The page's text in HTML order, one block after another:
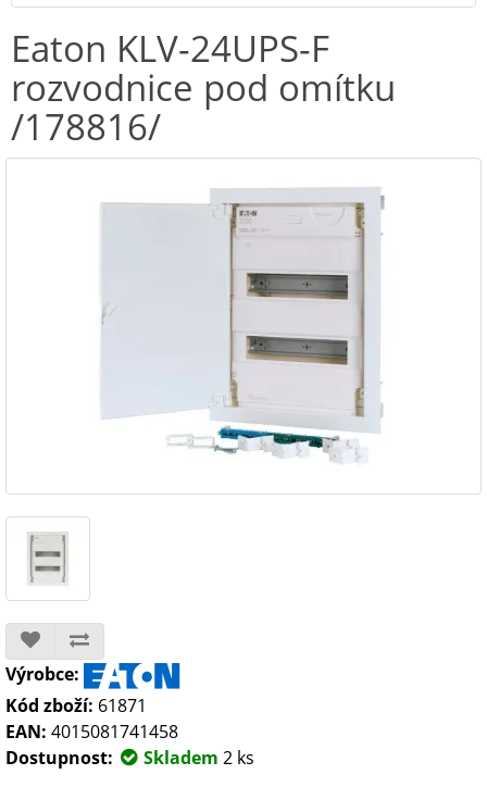
Eaton KLV-24UPS-F
rozvodnice pod omítku
/178816/
Výrobce:
Kód zboží: 61871
EAN: 4015081741458
Dostupnost:
Skladem 2 ks